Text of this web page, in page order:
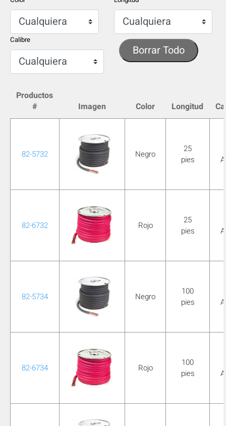
Comparar
[MISSING:
mobile_display_warn Please
turn your phone to ]
Calibre
Borrar Todo
Productos
#
Imagen Color Longitud
82-5732 Negro
25
pies
82-6732 Rojo
25
pies
82-5734 Negro
100
pies
82-6734 Rojo
100
pies